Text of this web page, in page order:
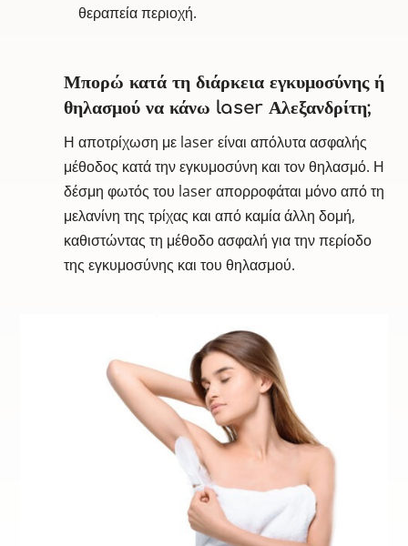
θεραπεία περιοχή.
Μπορώ κατά τη διάρκεια εγκυμοσύνης ή
θηλασμού να κάνω laser Αλεξανδρίτη;
Η αποτρίχωση με laser είναι απόλυτα ασφαλής
μέθοδος κατά την εγκυμοσύνη και τον θηλασμό. Η
δέσμη φωτός του laser απορροφάται μόνο από τη
μελανίνη της τρίχας και από καμία άλλη δομή,
καθιστώντας τη μέθοδο ασφαλή για την περίοδο
της εγκυμοσύνης και του θηλασμού.